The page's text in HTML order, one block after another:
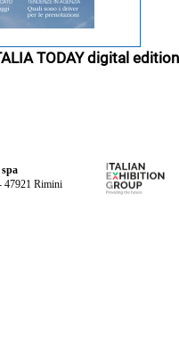
TODAY digital edition
47921 Rimini